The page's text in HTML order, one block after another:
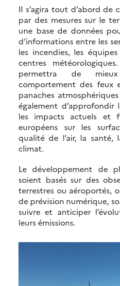
Il s’agira tout d’abord de
par des mesures sur le
une base de données
d’informations entre les
les incendies, les
centres
permettra de
comportement des feux
panaches
également d’approfondir
les impacts actuels et
européens sur les
qualité de l’air, la santé,
climat.
Le développement de
soient basés sur des
terrestres ou aéroportés,
de prévision numérique,
suivre et anticiper
leurs émissions.